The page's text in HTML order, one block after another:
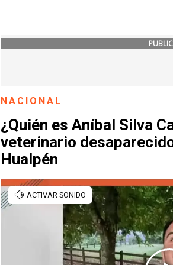
NACIONAL
¿Quién es Aníbal Silva
veterinario
Hualpén